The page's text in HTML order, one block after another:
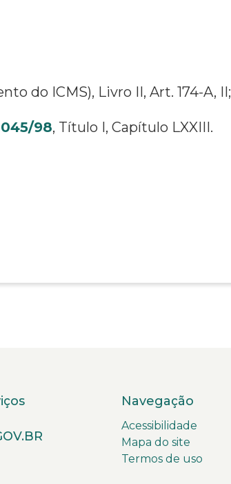
do ICMS), Livro II, Art. 174-A, II;
045/98, Título I, Capítulo LXXIII.
Navegação
Acessibilidade
Mapa do site
Termos de uso